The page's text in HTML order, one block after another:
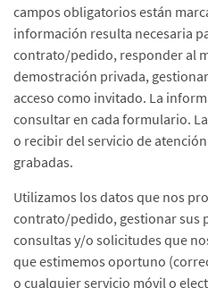
campos obligatorios están
información resulta necesaria
contrato/pedido, responder al
demostración privada,
acceso como invitado. La
consultar en cada formulario.
o recibir del servicio de
grabadas.
Utilizamos los datos que nos
contrato/pedido, gestionar sus
consultas y/o solicitudes que
que estimemos oportuno
o cualquier servicio móvil o